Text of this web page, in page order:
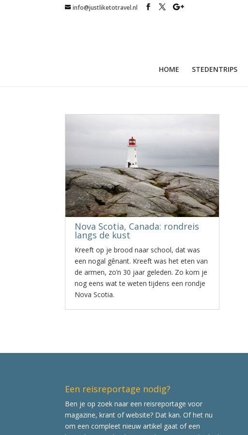
info@justliketotravel.nl
HOME STEDENTRIPS
Nova Scotia, Canada: rondreis
langs de kust
Kreeft op je brood naar school, dat was
een nogal gênant. Kreeft was het eten van
de armen, zo’n 30 jaar geleden. Zo kom je
nog eens wat te weten tijdens een rondje
Nova Scotia.
Een reisreportage nodig?
Ben je op zoek naar een reisreportage voor
magazine, krant of website? Dat kan. Of het nu
om een compleet nieuw artikel gaat of een